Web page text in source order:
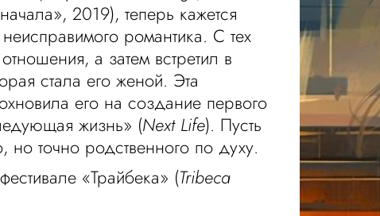
2019), теперь кажется
романтика. С тех
а затем встретил в
стала его женой. Эта
его на создание первого
жизнь» (Next Life). Пусть
но точно родственного по духу.
«Трайбека» (Tribeca